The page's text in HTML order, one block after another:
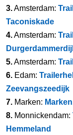
3.Amsterdam:
Taconiskade
4.Amsterdam:
5.Amsterdam:
6. Edam:
Zeevangszeedijk
7. Marken:
8. Monnickendam:
Hemmeland